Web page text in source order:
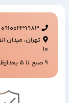
09100239983
۱۰
9 صبح تا 5 بعدازظهر